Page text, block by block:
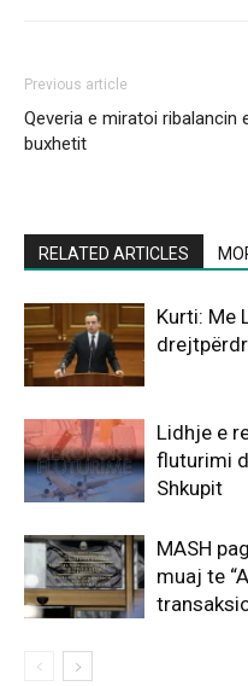
Previous article
Qeveria e miratoi ribalancin
buxhetit
RELATED ARTICLES
Kurti: Me
Lidhje e
fluturimi
Shkupit
MASH
muaj te